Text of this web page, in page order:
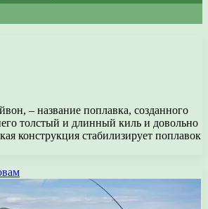
– название поплавка, созданного
толстый и длинный киль и довольно
конструкция стабилизирует поплавок